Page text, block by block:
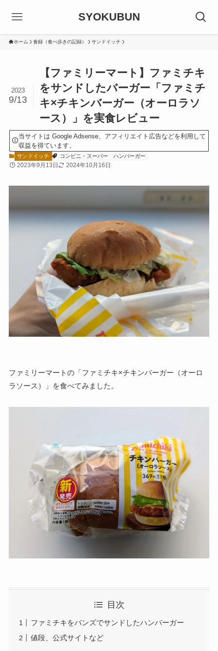
SYOKUBUN
ホーム 食録（食べ歩きの記録） サンドイッチ
【ファミリーマート】ファミチキ
をサンドしたバーガー「ファミチ
キ×チキンバーガー（オーロラソ
ース）」を実食レビュー
2023
9/13
当サイトは Google Adsense、アフィリエイト広告などを利用して
収益を得ています。
サンドイッチ コンビニ・スーパー ハンバーガー
2023年9月13日 2024年10月16日
ファミリーマートの「ファミチキ×チキンバーガー（オーロ
ラソース）」を食べてみました。
目次
ファミチキをバンズでサンドしたハンバーガー
値段、公式サイトなど